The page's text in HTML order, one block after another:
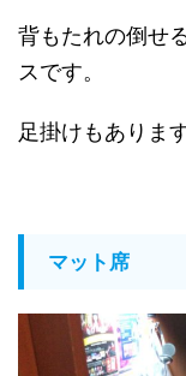
背もたれの倒せ
スです。
足掛けもあります
マット席